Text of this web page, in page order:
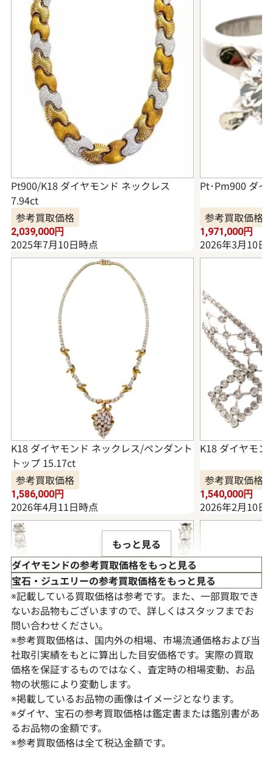
Pt900/K18 ダイヤモンド ネックレス
7.94ct
参考買取価格
2,039,000円
2025年7月10日時点
Pt･Pm900 ダイ
参考買取価格
1,971,000円
2026年3月10日
K18 ダイヤモンド ネックレス/ペンダント
トップ 15.17ct
参考買取価格
1,586,000円
2026年4月11日時点
K18 ダイヤモン
参考買取価格
1,540,000円
2026年2月10日
Pt･Pm900 ダイヤモンド ネックレス
17.45ct
参考買取価格
K18 ダイヤモン
もっと見る
ダイヤモンドの参考買取価格をもっと見る
宝石・ジュエリーの参考買取価格をもっと見る
※記載している買取価格は参考です。また、一部買取でき
ないお品物もございますので、詳しくはスタッフまでお
問い合わせください。
※参考買取価格は、国内外の相場、市場流通価格および当
社取引実績をもとに算出した目安価格です。実際の買取
価格を保証するものではなく、査定時の相場変動、お品
物の状態により変動します。
※掲載しているお品物の画像はイメージとなります。
※ダイヤ、宝石の参考買取価格は鑑定書または鑑別書があ
るお品物の金額です。
※参考買取価格は全て税込金額です。